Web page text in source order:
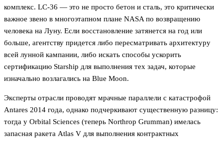
комплекс. LC-36 — это не просто бетон и сталь, это критически
важное звено в многоэтапном плане NASA по возвращению
человека на Луну. Если восстановление затянется на год или
больше, агентству придется либо пересматривать архитектуру
всей лунной кампании, либо искать способы ускорить
сертификацию Starship для выполнения тех задач, которые
изначально возлагались на Blue Moon.
Эксперты отрасли проводят мрачные параллели с катастрофой
Antares 2014 года, однако подчеркивают существенную разницу:
тогда у Orbital Sciences (теперь Northrop Grumman) имелась
запасная ракета Atlas V для выполнения контрактных